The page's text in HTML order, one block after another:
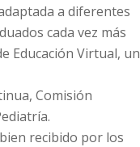
a diferentes
cada vez más
Educación Virtual, un
Comisión
recibido por los